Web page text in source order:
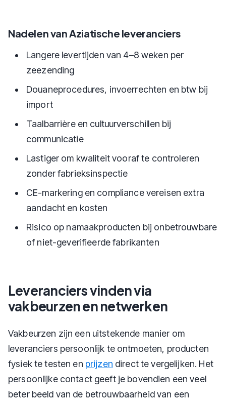
Nadelen van Aziatische leveranciers
Langere levertijden van 4–8 weken per
zeezending
Douaneprocedures, invoerrechten en btw bij
import
Taalbarrière en cultuurverschillen bij
communicatie
Lastiger om kwaliteit vooraf te controleren
zonder fabrieksinspectie
CE-markering en compliance vereisen extra
aandacht en kosten
Risico op namaakproducten bij onbetrouwbare
of niet-geverifieerde fabrikanten
Leveranciers vinden via
vakbeurzen en netwerken
Vakbeurzen zijn een uitstekende manier om
leveranciers persoonlijk te ontmoeten, producten
fysiek te testen en prijzen direct te vergelijken. Het
persoonlijke contact geeft je bovendien een veel
beter beeld van de betrouwbaarheid van een